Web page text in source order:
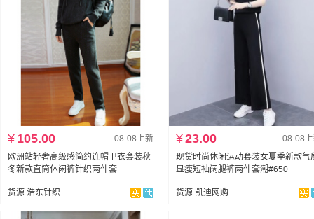
08-08上新
¥ 105.00
欧洲站轻奢高级感简约连帽卫衣套装秋
冬新款直筒休闲裤针织两件套
货源 浩东针织
08-08
¥23.00
现货时尚休闲运动套装女夏季新款气
显瘦短袖阔腿裤两件套潮#650
货源 凯迪网购